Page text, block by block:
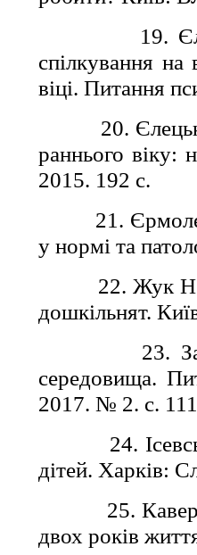
19.
спілкування
віці. Питання
20.
раннього віку:
2015. 192 с.
21.
у нормі та
22. Жук
дошкільнят.
23.
середовища.
2017. № 2. с.
24.
дітей. Харків:
25.
двох років